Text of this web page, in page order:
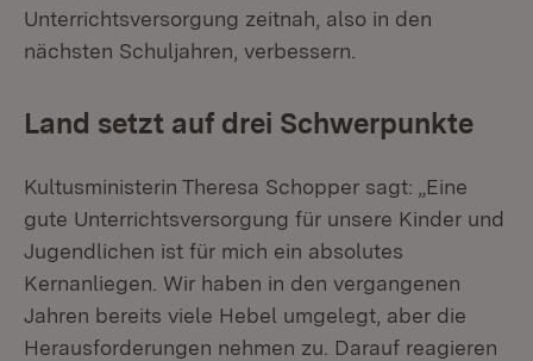
Unterrichtsversorgung zeitnah, also in den
nächsten Schuljahren, verbessern.
Land setzt auf drei Schwerpunkte
Kultusministerin Theresa Schopper sagt: „Eine
gute Unterrichtsversorgung für unsere Kinder und
Jugendlichen ist für mich ein absolutes
Kernanliegen. Wir haben in den vergangenen
Jahren bereits viele Hebel umgelegt, aber die
Herausforderungen nehmen zu. Darauf reagieren